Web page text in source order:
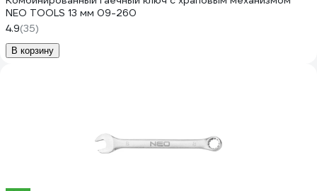
NEO TOOLS 13 мм 09-260
4.9(35)
В корзину